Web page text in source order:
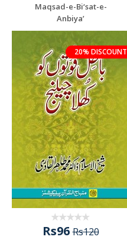
Maqsad-e-Bi‘sat-e-
Anbiya’
20% DISCOUNT
Rs96Rs120